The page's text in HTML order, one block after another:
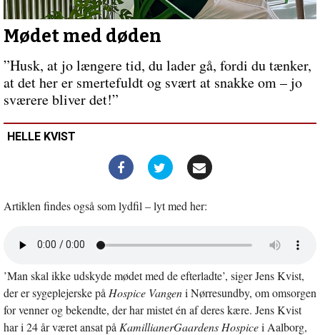
her
Mødet med døden
”Husk, at jo længere tid, du lader gå, fordi du tænker,
at det her er smertefuldt og svært at snakke om – jo
sværere bliver det!”
HELLE KVIST
Artiklen findes også som lydfil – lyt med her:
nyt
vindue
’Man skal ikke udskyde mødet med de efterladte’, siger Jens Kvist,
der er sygeplejerske på Hospice Vangeni Nørresundby, om omsorgen
for venner og bekendte, der har mistet én af deres kære. Jens Kvist
har i 24 år været ansat på KamillianerGaardens Hospicei Aalborg,